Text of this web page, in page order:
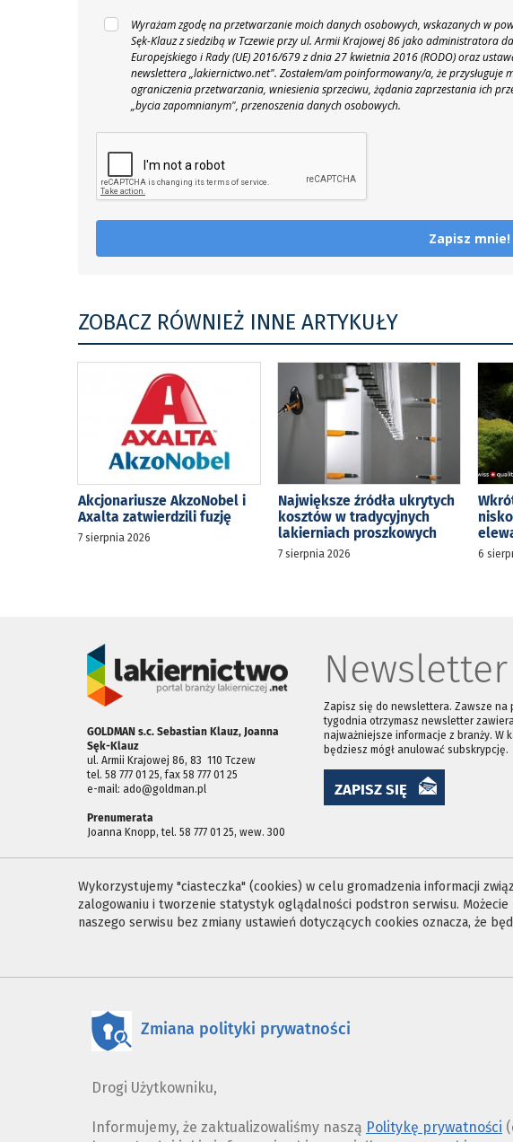
Wyrażam zgodę na przetwarzanie moich danych osobowych, wskazanych w
Sęk-Klauz z siedzibą w Tczewie przy ul. Armii Krajowej 86 jako administratora
Europejskiego i Rady (UE) 2016/679 z dnia 27 kwietnia 2016 (RODO) oraz
newslettera „lakiernictwo.net". Zostałem/am poinformowany/a, że
ograniczenia przetwarzania, wniesienia sprzeciwu, żądania zaprzestania ich
„bycia zapomnianym", przenoszenia danych osobowych.
Zapisz mnie!
ZOBACZ RÓWNIEŻ INNE ARTYKUŁY
Akcjonariusze AkzoNobel i
Axalta zatwierdzili fuzję
7 sierpnia 2026
Największe źródła ukrytych
kosztów w tradycyjnych
lakierniach proszkowych
7 sierpnia 2026 6
GOLDMAN s.c. Sebastian Klauz, Joanna
Sęk-Klauz
ul. Armii Krajowej 86, 83 ­ 110 Tczew
tel. 58 777 01 25, fax 58 777 01 25
e-mail: ado@goldman.pl
Prenumerata
Joanna Knopp, tel. 58 777 01 25, wew. 300
Newsletter
Zapisz się do newslettera. Zawsze na
tygodnia otrzymasz newsletter
najważniejsze informacje z branży. W
będziesz mógł anulować subskrypcję.
ZAPISZ SIĘ
Wykorzystujemy "ciasteczka" (cookies) w celu gromadzenia informacji
zalogowaniu i tworzenie statystyk oglądalności podstron serwisu.
naszego serwisu bez zmiany ustawień dotyczących cookies oznacza, że
Zmiana polityki prywatności
Drogi Użytkowniku,
Informujemy, że zaktualizowaliśmy naszą Politykę prywatności